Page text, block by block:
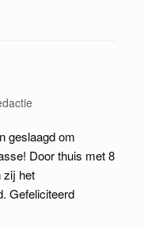
geslaagd om
Door thuis met 8
zij het
Gefeliciteerd